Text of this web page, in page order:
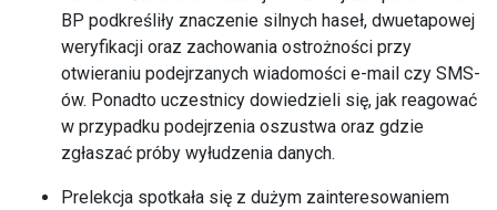
BP podkreśliły znaczenie silnych haseł, dwuetapowej
weryfikacji oraz zachowania ostrożności przy
otwieraniu podejrzanych wiadomości e-mail czy SMS-
ów. Ponadto uczestnicy dowiedzieli się, jak reagować
w przypadku podejrzenia oszustwa oraz gdzie
zgłaszać próby wyłudzenia danych.
Prelekcja spotkała się z dużym zainteresowaniem